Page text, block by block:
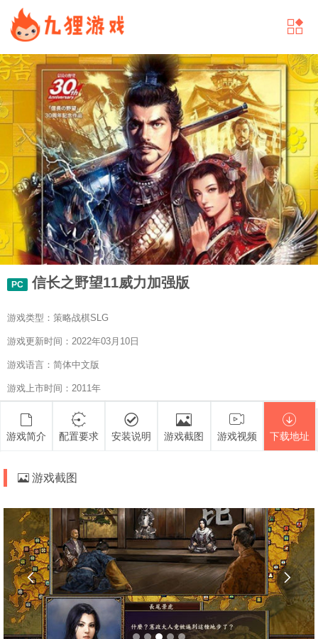
PC 信长之野望11威力加强版
游戏类型：策略战棋SLG
游戏更新时间：2022年03月10日
游戏语言：简体中文版
游戏上市时间：2011年
游戏简介 配置要求 安装说明 游戏截图 游戏视频 下载地址
游戏截图
 